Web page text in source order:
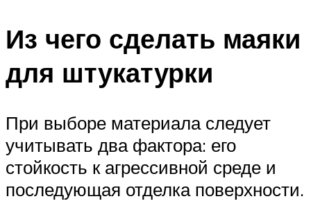
Из чего сделать маяки
для штукатурки
При выборе материала следует
учитывать два фактора: его
стойкость к агрессивной среде и
последующая отделка поверхности.